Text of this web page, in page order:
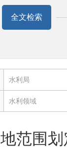
全文检索
水利局
水利领域
范围